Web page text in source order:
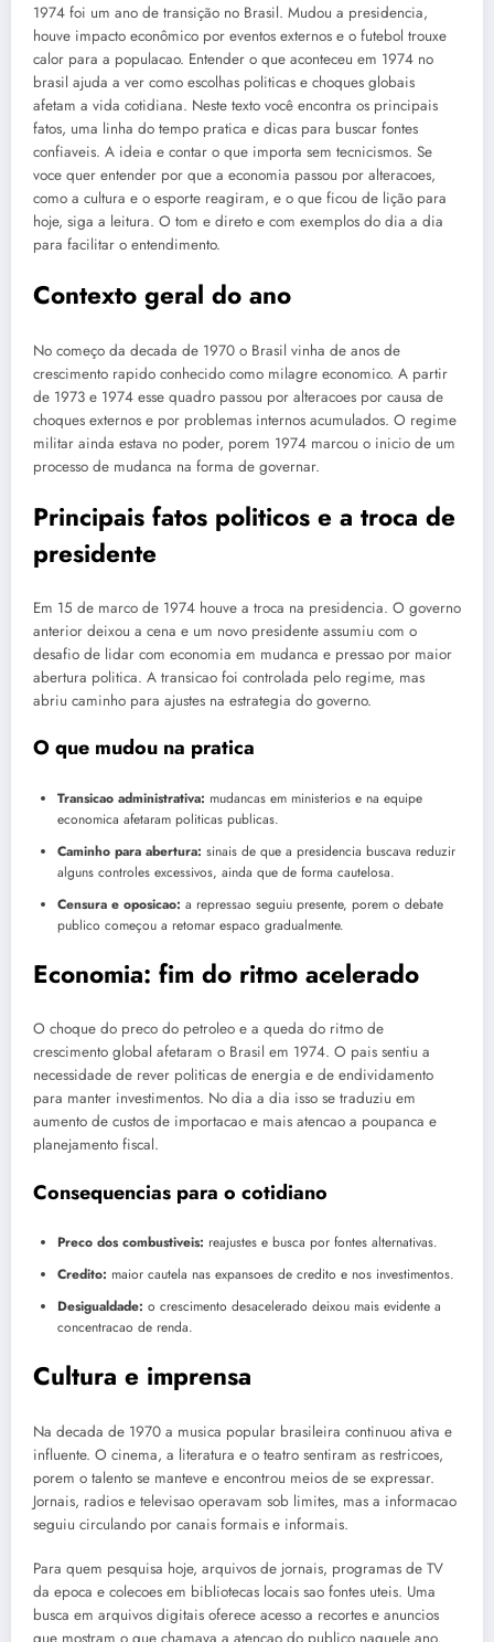
1974 foi um ano de transição no Brasil. Mudou a presidencia,
houve impacto econômico por eventos externos e o futebol trouxe
calor para a populacao. Entender o que aconteceu em 1974 no
brasil ajuda a ver como escolhas politicas e choques globais
afetam a vida cotidiana. Neste texto você encontra os principais
fatos, uma linha do tempo pratica e dicas para buscar fontes
confiaveis. A ideia e contar o que importa sem tecnicismos. Se
voce quer entender por que a economia passou por alteracoes,
como a cultura e o esporte reagiram, e o que ficou de lição para
hoje, siga a leitura. O tom e direto e com exemplos do dia a dia
para facilitar o entendimento.
Contexto geral do ano
No começo da decada de 1970 o Brasil vinha de anos de
crescimento rapido conhecido como milagre economico. A partir
de 1973 e 1974 esse quadro passou por alteracoes por causa de
choques externos e por problemas internos acumulados. O regime
militar ainda estava no poder, porem 1974 marcou o inicio de um
processo de mudanca na forma de governar.
Principais fatos politicos e a troca de
presidente
Em 15 de marco de 1974 houve a troca na presidencia. O governo
anterior deixou a cena e um novo presidente assumiu com o
desafio de lidar com economia em mudanca e pressao por maior
abertura politica. A transicao foi controlada pelo regime, mas
abriu caminho para ajustes na estrategia do governo.
O que mudou na pratica
Transicao administrativa: mudancas em ministerios e na equipe
economica afetaram politicas publicas.
Caminho para abertura: sinais de que a presidencia buscava reduzir
alguns controles excessivos, ainda que de forma cautelosa.
Censura e oposicao: a repressao seguiu presente, porem o debate
publico começou a retomar espaco gradualmente.
Economia: fim do ritmo acelerado
O choque do preco do petroleo e a queda do ritmo de
crescimento global afetaram o Brasil em 1974. O pais sentiu a
necessidade de rever politicas de energia e de endividamento
para manter investimentos. No dia a dia isso se traduziu em
aumento de custos de importacao e mais atencao a poupanca e
planejamento fiscal.
Consequencias para o cotidiano
Preco dos combustiveis: reajustes e busca por fontes alternativas.
Credito: maior cautela nas expansoes de credito e nos investimentos.
Desigualdade: o crescimento desacelerado deixou mais evidente a
concentracao de renda.
Cultura e imprensa
Na decada de 1970 a musica popular brasileira continuou ativa e
influente. O cinema, a literatura e o teatro sentiram as restricoes,
porem o talento se manteve e encontrou meios de se expressar.
Jornais, radios e televisao operavam sob limites, mas a informacao
seguiu circulando por canais formais e informais.
Para quem pesquisa hoje, arquivos de jornais, programas de TV
da epoca e colecoes em bibliotecas locais sao fontes uteis. Uma
busca em arquivos digitais oferece acesso a recortes e anuncios